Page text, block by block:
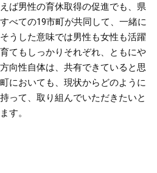
ば男性の育休取得の促進でも、県
べての19市町が共同して、一緒に
うした意味では男性も女性も活躍
てもしっかりそれぞれ、ともにや
向性自体は、共有できていると思
においても、現状からどのように
って、取り組んでいただきたいと
す。